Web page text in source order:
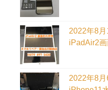
2022年8
iPadAir2
2022年8